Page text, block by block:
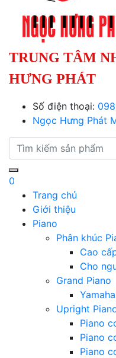
TRUNG TÂM
HƯNG PHÁT
Số điện thoại:
Ngọc Hưng Phát
0
Trang chủ
Giới thiệu
Piano
Phân khúc
Cao
Cho
Grand Piano
Upright
Piano
Piano
Piano